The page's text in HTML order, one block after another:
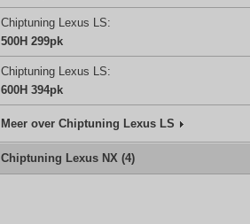
Chiptuning Lexus LS:
500H 299pk
Chiptuning Lexus LS:
600H 394pk
Meer over Chiptuning Lexus LS
Chiptuning Lexus NX (4)